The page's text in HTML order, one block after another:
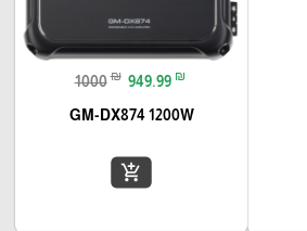
1000 ₪ 949.99 ₪
GM-DX874 1200W
add_shopping_cart